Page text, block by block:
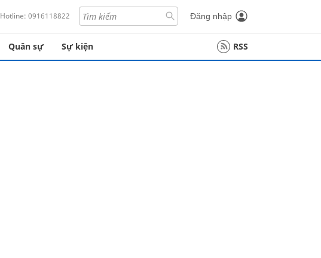
Hotline: 0916118822 Đăng nhập
Quân sự Sự kiện RSS